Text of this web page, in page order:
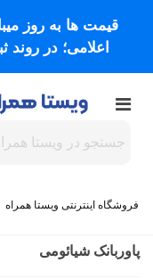
قیمت ها به روز
اعلامی؛ در
فروشگاه اینترنتی ویستا همراه
پاوربانک شیائومی